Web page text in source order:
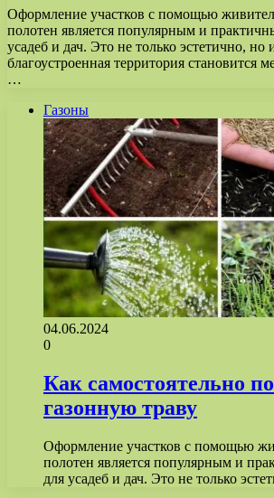
Оформление участков с помощью
полотен является популярным и
усадеб и дач. Это не только эстетично, но
благоустроенная территория становится
…
Газоны
04.06.2024
0
Как самостоятельно
газонную траву
Оформление участков с помощью
полотен является популярным и
для усадеб и дач. Это не только